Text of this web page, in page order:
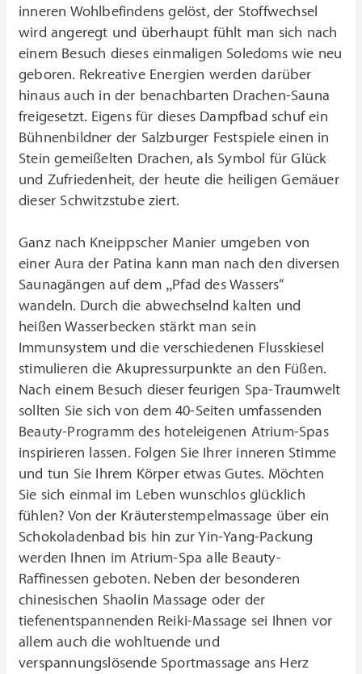
inneren Wohlbefindens gelöst, der Stoffwechsel
wird angeregt und überhaupt fühlt man sich nach
einem Besuch dieses einmaligen Soledoms wie neu
geboren. Rekreative Energien werden darüber
hinaus auch in der benachbarten Drachen-Sauna
freigesetzt. Eigens für dieses Dampfbad schuf ein
Bühnenbildner der Salzburger Festspiele einen in
Stein gemeißelten Drachen, als Symbol für Glück
und Zufriedenheit, der heute die heiligen Gemäuer
dieser Schwitzstube ziert.
Ganz nach Kneippscher Manier umgeben von
einer Aura der Patina kann man nach den diversen
Saunagängen auf dem „Pfad des Wassers“
wandeln. Durch die abwechselnd kalten und
heißen Wasserbecken stärkt man sein
Immunsystem und die verschiedenen Flusskiesel
stimulieren die Akupressurpunkte an den Füßen.
Nach einem Besuch dieser feurigen Spa-Traumwelt
sollten Sie sich von dem 40-Seiten umfassenden
Beauty-Programm des hoteleigenen Atrium-Spas
inspirieren lassen. Folgen Sie Ihrer inneren Stimme
und tun Sie Ihrem Körper etwas Gutes. Möchten
Sie sich einmal im Leben wunschlos glücklich
fühlen? Von der Kräuterstempelmassage über ein
Schokoladenbad bis hin zur Yin-Yang-Packung
werden Ihnen im Atrium-Spa alle Beauty-
Raffinessen geboten. Neben der besonderen
chinesischen Shaolin Massage oder der
tiefenentspannenden Reiki-Massage sei Ihnen vor
allem auch die wohltuende und
verspannungslösende Sportmassage ans Herz